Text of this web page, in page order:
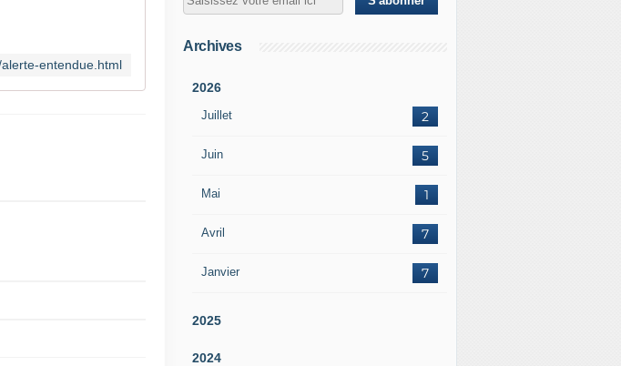
entendue.html
Archives
2026
Juillet 2
Juin 5
Mai 1
Avril 7
Janvier 7
2025
2024